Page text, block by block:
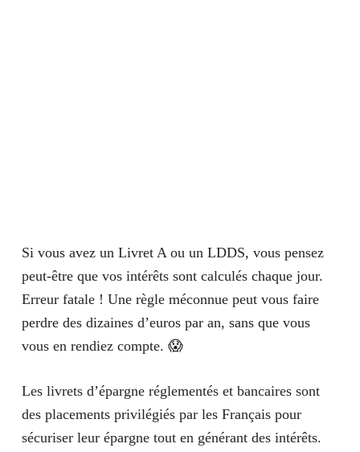
Si vous avez un Livret A ou un LDDS, vous pensez
peut-être que vos intérêts sont calculés chaque jour.
Erreur fatale ! Une règle méconnue peut vous faire
perdre des dizaines d’euros par an, sans que vous
vous en rendiez compte. 😱
Les livrets d’épargne réglementés et bancaires sont
des placements privilégiés par les Français pour
sécuriser leur épargne tout en générant des intérêts.